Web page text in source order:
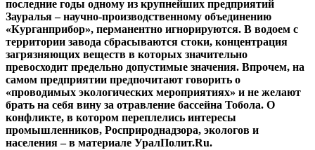
последние годы одному из крупнейших предприятий
Зауралья – научно-производственному объединению
«Курганприбор», перманентно игнорируются. В водоем с
территории завода сбрасываются стоки, концентрация
загрязняющих веществ в которых значительно
превосходит предельно допустимые значения. Впрочем, на
самом предприятии предпочитают говорить о
«проводимых экологических мероприятиях» и не желают
брать на себя вину за отравление бассейна Тобола. О
конфликте, в котором переплелись интересы
промышленников, Росприроднадзора, экологов и
населения – в материале УралПолит.Ru.